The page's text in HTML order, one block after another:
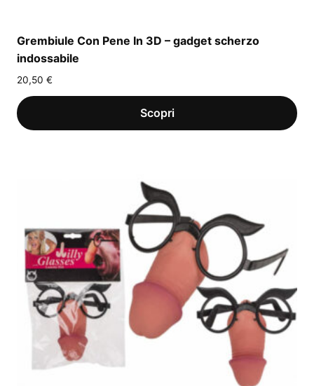
Grembiule Con Pene In 3D – gadget scherzo
indossabile
20,50 €